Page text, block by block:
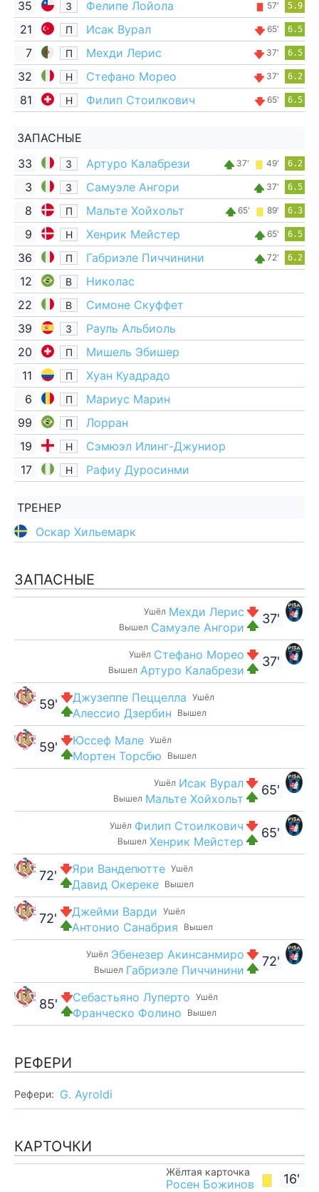
35 З Фелипе Лойола 57' 5.9
21 П Исак Вурал 65' 6.5
7 П Мехди Лерис 37' 6.5
32 Н Стефано Морео 37' 6.2
81 Н Филип Стоилкович 65' 6.5
ЗАПАСНЫЕ
33
З Артуро Калабрези 37' 49' 6.2
3 З Самуэле Ангори 37' 6.5
8 П Мальте Хойхольт 65' 89' 6.3
9 Н Хенрик Мейстер 65' 6.5
36 П Габриэле Пиччинини 72' 6.2
12 В
Николас
22
В
Симоне Скуффет
39
З
Рауль Альбиоль
20
П
Мишель Эбишер
11
П
Хуан Куадрадо
6
П
Мариус Марин
99
П
Лорран
19
Н
Сэмюэл Илинг-Джуниор
17
Н Рафиу Дуросинми
ТРЕНЕР
Оскар Хильемарк
ЗАПАСНЫЕ
37'
Ушёл Мехди Лерис
Вышел Самуэле Ангори
37'
Ушёл Стефано Морео
Вышел Артуро Калабрези
Ушёл
Джузеппе Пеццелла
Вышел
Алессио Дзербин
59'
Ушёл
Юссеф Мале
Вышел
Мортен Торсбю
59'
65'
Ушёл Исак Вурал
Вышел Мальте Хойхольт
65'
Ушёл Филип Стоилкович
Вышел Хенрик Мейстер
Ушёл
Яри Вандепютте
Вышел
Давид Окереке
72'
Ушёл
Джейми Варди
Вышел
Антонио Санабрия
72'
72'
Ушёл Эбенезер Акинсанмиро
Вышел Габриэле Пиччинини
Ушёл
Себастьяно Луперто
Вышел
Франческо Фолино
85'
РЕФЕРИ
Рефери: G. Ayroldi
КАРТОЧКИ
16'
Жёлтая карточка
Росен Божинов